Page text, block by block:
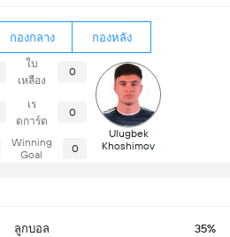
กองกลาง กองหลัง
ใบ
เหลือง
0
เร
ดการ์ด
0
Winning
Goal
0
Ulugbek
Khoshimov
ลูกบอล 35%